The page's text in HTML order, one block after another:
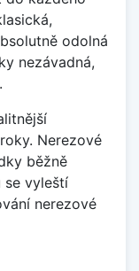
odolná
nezávadná,
Nerezové
běžně
se vyleští
nerezové